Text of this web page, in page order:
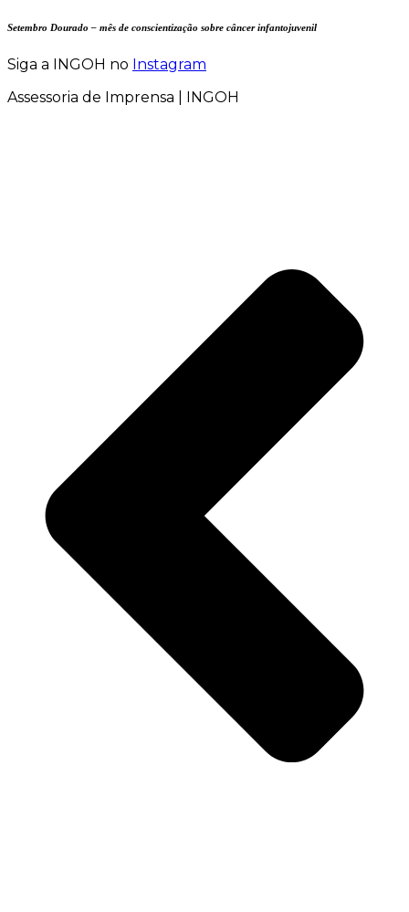
Setembro Dourado – mês de conscientização sobre câncer infantojuvenil
Siga a INGOH no Instagram
Assessoria de Imprensa | INGOH